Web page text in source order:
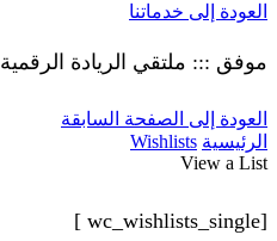
العودة إلى خدماتنا
موفق ::: ملتقي الريادة الرقمية
العودة إلى الصفحة السابقة
الرئيسية Wishlists
View a List
[wc_wishlists_single ]